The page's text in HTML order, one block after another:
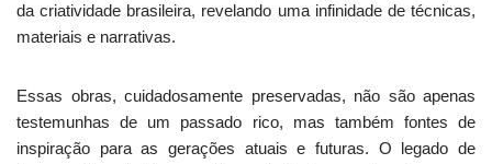
da criatividade brasileira, revelando uma infinidade de técnicas,
materiais e narrativas.
Essas obras, cuidadosamente preservadas, não são apenas
testemunhas de um passado rico, mas também fontes de
inspiração para as gerações atuais e futuras. O legado de